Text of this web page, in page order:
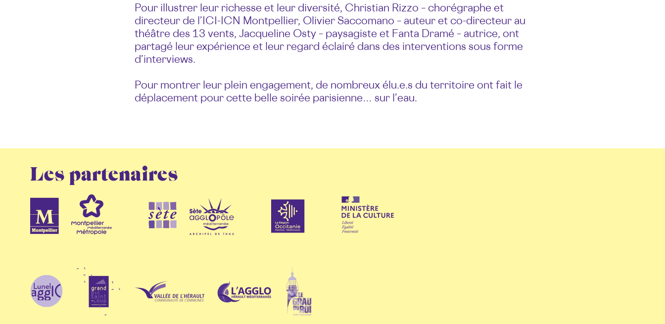
Pour illustrer leur richesse et leur diversité, Christian Rizzo – chorégraphe et
directeur de l’ICI-ICN Montpellier, Olivier Saccomano – auteur et co-directeur au
théâtre des 13 vents, Jacqueline Osty – paysagiste et Fanta Dramé – autrice, ont
partagé leur expérience et leur regard éclairé dans des interventions sous forme
d’interviews.
Pour montrer leur plein engagement, de nombreux élu.e.s du territoire ont fait le
déplacement pour cette belle soirée parisienne… sur l’eau.
Les partenaires